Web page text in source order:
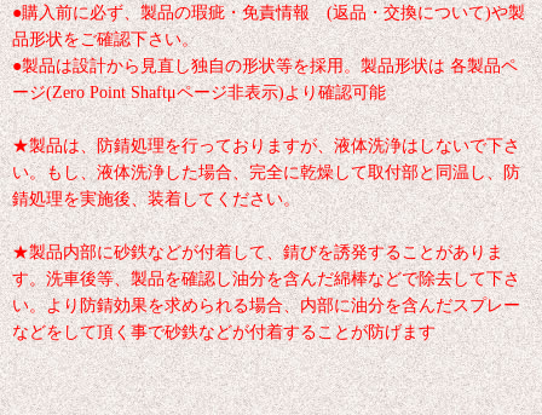
●購入前に必ず、製品の瑕疵・免責情報 (返品・交換について)や製
品形状をご確認下さい。
●製品は設計から見直し独自の形状等を採用。製品形状は 各製品ペ
ージ(Zero Point Shaftμページ非表示)より確認可能
★製品は、防錆処理を行っておりますが、液体洗浄はしないで下さ
い。もし、液体洗浄した場合、完全に乾燥して取付部と同温し、防
錆処理を実施後、装着してください。
★製品内部に砂鉄などが付着して、錆びを誘発することがありま
す。洗車後等、製品を確認し油分を含んだ綿棒などで除去して下さ
い。より防錆効果を求められる場合、内部に油分を含んだスプレー
などをして頂く事で砂鉄などが付着することが防げます